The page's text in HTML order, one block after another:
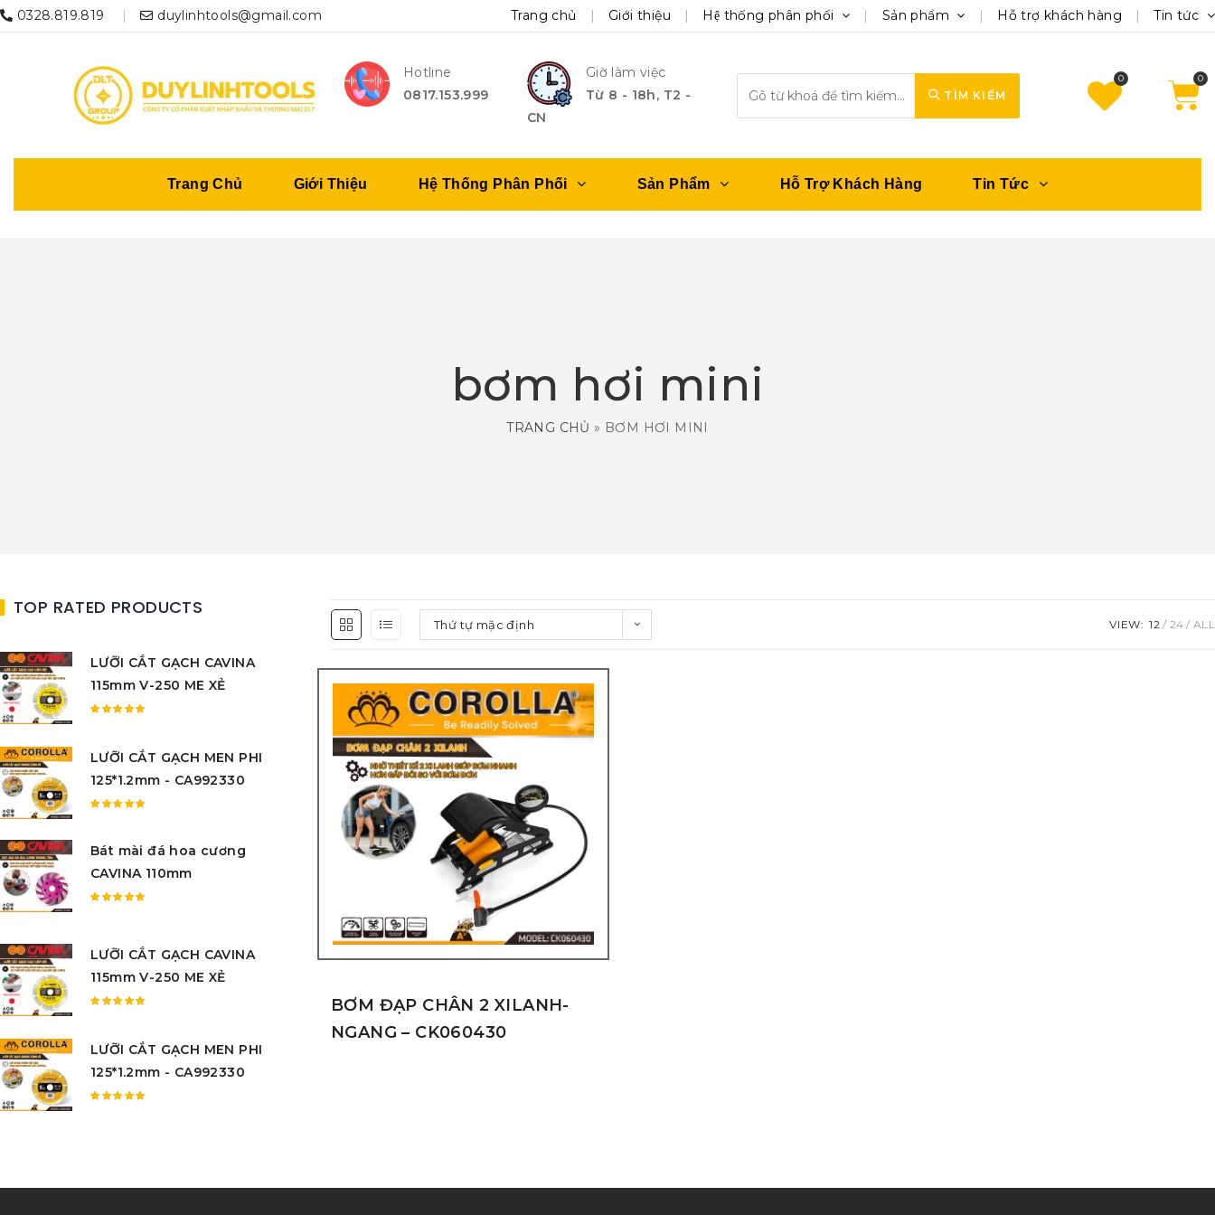
Trang chủ Giới thiệu Hệ thống phân phối Sản phẩm Hỗ trợ khách hàng Tin tức
0328.819.819 duylinhtools@gmail.com
Hotline
0817.153.999
Giờ làm việc
Từ 8 - 18h, T2 -
CN
TÌM KIẾM
0
Trang Chủ Giới Thiệu Hệ Thống Phân Phối Sản Phẩm Hỗ Trợ Khách Hàng Tin Tức
bơm hơi mini
TRANG CHỦ » BƠM HƠI MINI
Thứ tự mặc định VIEW: 12 24 ALL
BƠM ĐẠP CHÂN 2 XILANH-
NGANG – CK060430
TOP RATED PRODUCTS
LƯỠI CẮT GẠCH CAVINA
115mm V-250 ME XẺ
hạng
5.00
LƯỠI CẮT GẠCH MEN PHI
125*1.2mm - CA992330
hạng
5.005
Bát mài đá hoa cương
CAVINA 110mm
5.00 5
sao
LƯỠI CẮT GẠCH CAVINA
115mm V-250 ME XẺ
hạng
5.00
LƯỠI CẮT GẠCH MEN PHI
125*1.2mm - CA992330